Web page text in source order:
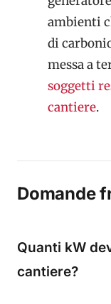
ambienti
di
messa a
soggetti
cantiere.
Domande
Quanti kW
cantiere?